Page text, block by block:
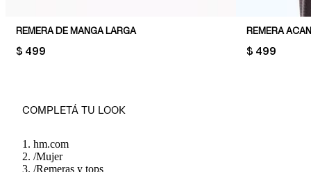
REMERA DE MANGA LARGA
PRICE:
$ 499
REMERA
PRICE:
$ 499
COMPLETÁ TU LOOK
hm.com
/Mujer
/Remeras y tops